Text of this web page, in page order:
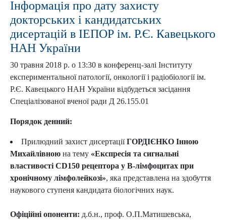
Інформація про дату захисту
докторських і кандидатських
дисертацій в ІЕПОР ім. Р.Є. Кавецького
НАН України
30 травня 2018 р. о 13:30 в конференц-залі Інституту
експериментальної патології, онкології і радіобіології ім.
Р.Є. Кавецького НАН України відбудеться засідання
Спеціалізованої вченої ради Д 26.155.01
Порядок денний:
Прилюдний захист дисертаціїГОРДІЄНКО Інною
Михайлівною на тему «Експресія та сигнальні
властивості CD150 рецептора у В-лімфоцитах при
хронічному лімфолейкозі», яка представлена на здобуття
наукового ступеня кандидата біологічних наук.
Офіційні опоненти: д.б.н., проф. О.П.Матишевська,